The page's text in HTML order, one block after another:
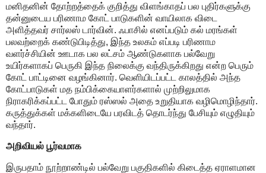
மனிதனின் தோற்றத்தைக் குறித்து விளங்காதப் பல புதிர்களுக்கு
தன்னுடைய பரிணாம கோட் பாடுகளின் வாயிலாக விடை
அளித்தவர் சார்லஸ் டார்வின். ஃபாசில் எனப்படும் கல் மரங்கள்
பலவற்றைக் கண்டுபிடித்து, இந்த உலகம் எப்படி பரிணாம
வளர்ச்சியின் ஊடாக பல லட்சம் ஆண்டுகளாக பல்வேறு
உயிர்களாகப் பெருகி இந்த நிலைக்கு வந்திருக்கிறது என்ற பெரும்
கோட் பாட்டினை வழங்கினார். வெளியிடப்பட்ட காலத்தில் அந்த
கோட்பாடுகள் மத நம்பிக்கையாளர்களால் முற்றிலுமாக
நிராகரிக்கப்பட்ட போதும் ரஸ்ஸல் அதை உறுதியாக வழிமொழிந்தார்.
கருத்துக்கள் மக்களிடையே பரவிடத் தொடர்ந்து பேசியும் எழுதியும்
வந்தார்.
அறிவியல் பூர்வமாக
இருபதாம் நூற்றாண்டில் பல்வேறு பகுதிகளில் கிடைத்த ஏராளமான